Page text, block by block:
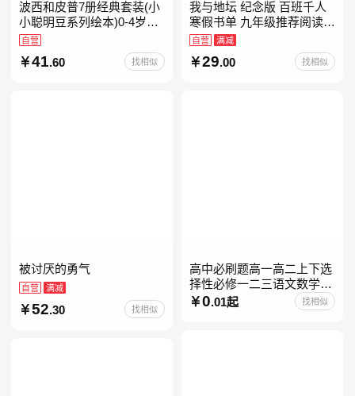
波西和皮普7册经典套装(小
小聪明豆系列绘本)0-4岁低
幼启蒙情绪管理习惯养成绘
本，引导宝宝认识接纳情绪
培养好品质，发现快
自营
41 .60 找相似
我与地坛 纪念版 百班千人
寒假书单 九年级推荐阅读
当当自营
自营 满减
29.00 找相似
被讨厌的勇气
自营 满减
52.30 找相似
高中必刷题高一高二上下选
择性必修一二三语文数学英
语物理化学生物政治历史地
理人教版同步练习册狂k重
0.01起 找相似